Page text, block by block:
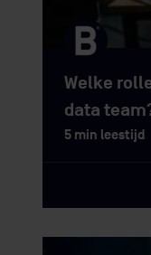
Welke
data
5 min leestijd